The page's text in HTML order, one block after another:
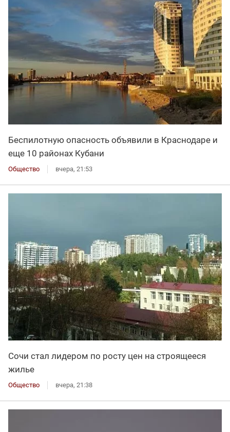
Беспилотную опасность объявили в Краснодаре и
еще 10 районах Кубани
Общество вчера, 21:53
Сочи стал лидером по росту цен на строящееся
жилье
Общество вчера, 21:38